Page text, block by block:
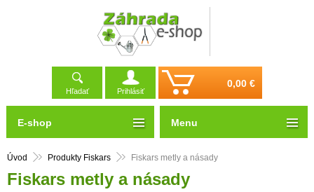
Hľadať Prihlásiť
0,00 €
Úvod Produkty Fiskars Fiskars metly a násady
Fiskars metly a násady
E-shop Menu